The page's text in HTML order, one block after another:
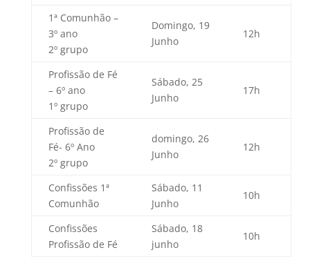
1ª Comunhão –
3º ano
2º grupo
Domingo, 19
Junho
12h
Profissão de Fé
– 6º ano
1º grupo
Sábado, 25
Junho
17h
Profissão de
Fé- 6º Ano
2º grupo
domingo, 26
Junho
12h
Confissões 1ª
Comunhão
Sábado, 11
Junho
10h
Confissões
Profissão de Fé
Sábado, 18
junho
10h